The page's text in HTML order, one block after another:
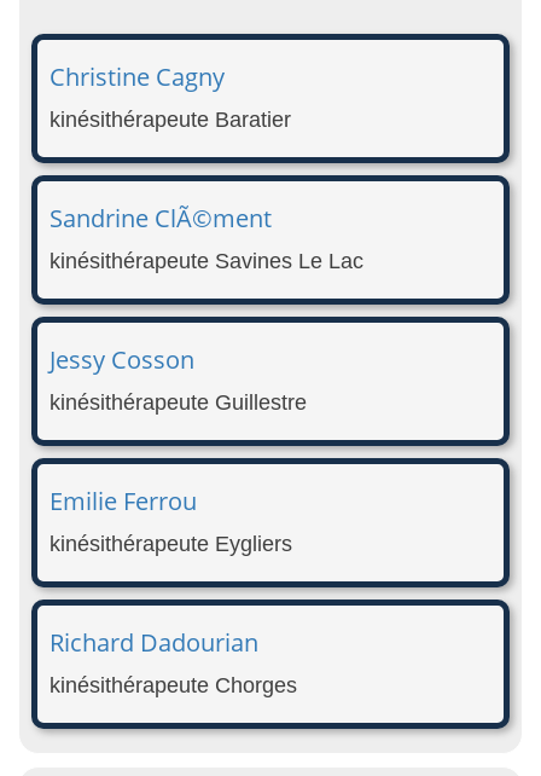
Christine Cagny
kinésithérapeute Baratier
Sandrine ClÃ©ment
kinésithérapeute Savines Le Lac
Jessy Cosson
kinésithérapeute Guillestre
Emilie Ferrou
kinésithérapeute Eygliers
Richard Dadourian
kinésithérapeute Chorges